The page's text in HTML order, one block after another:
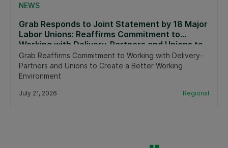
NEWS
Grab Responds to Joint Statement by 18 Major
Labor Unions: Reaffirms Commitment to
Working with Delivery-Partners and Unions to
Create a Better Working Environment
Grab Reaffirms Commitment to Working with Delivery-
Partners and Unions to Create a Better Working
Environment
July 21, 2026 Regional